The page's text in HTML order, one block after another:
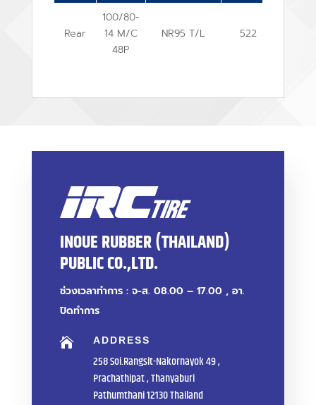
Rear
100/80-
14 M/C
48P
NR95 T/L 522
INOUE RUBBER (THAILAND)
PUBLIC CO.,LTD.
ช่วงเวลาทำการ : จ-ส. 08.00 – 17.00 , อา.
ปิดทำการ
 ADDRESS
258 Soi.Rangsit-Nakornayok 49 ,
Prachathipat , Thanyaburi
Pathumthani 12130 Thailand